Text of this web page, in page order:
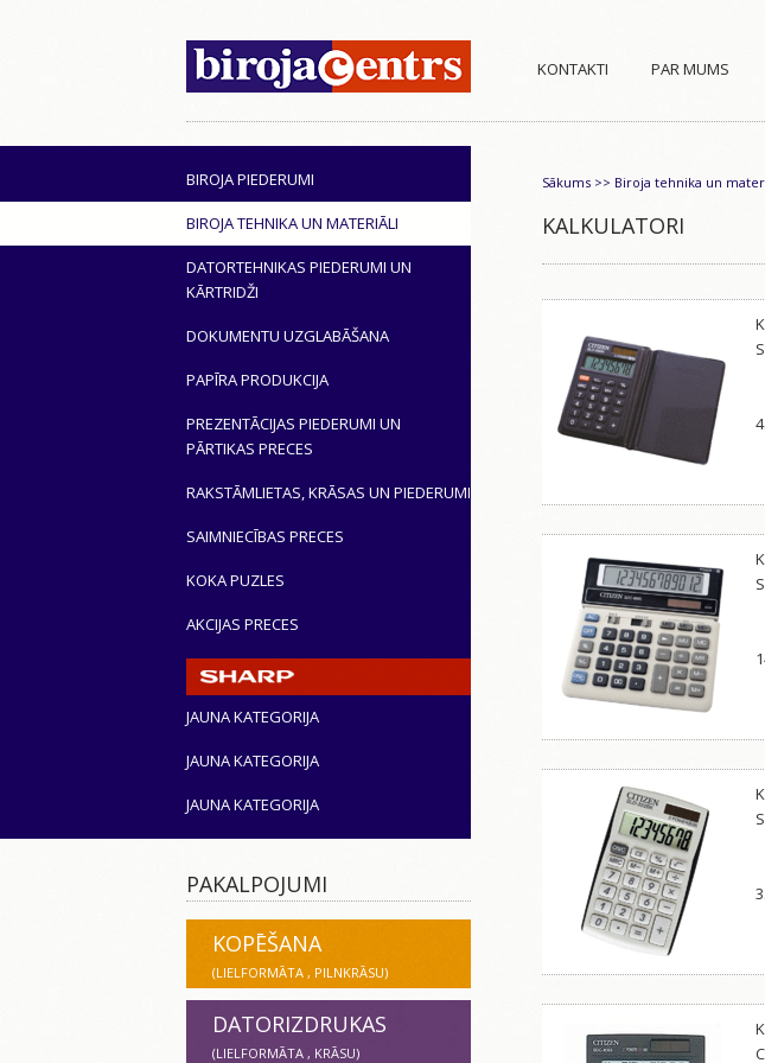
KONTAKTI PAR MUMS
BIROJA PIEDERUMI
BIROJA TEHNIKA UN MATERIĀLI
DATORTEHNIKAS PIEDERUMI UN
KĀRTRIDŽI
DOKUMENTU UZGLABĀŠANA
PAPĪRA PRODUKCIJA
PREZENTĀCIJAS PIEDERUMI UN
PĀRTIKAS PRECES
RAKSTĀMLIETAS, KRĀSAS UN PIEDERUMI
SAIMNIECĪBAS PRECES
KOKA PUZLES
AKCIJAS PRECES
JAUNA KATEGORIJA
JAUNA KATEGORIJA
JAUNA KATEGORIJA
Sākums >> Biroja tehnika un
KALKULATORI
PAKALPOJUMI
KOPĒŠANA
(LIELFORMĀTA , PILNKRĀSU)
DATORIZDRUKAS
(LIELFORMĀTA , KRĀSU)